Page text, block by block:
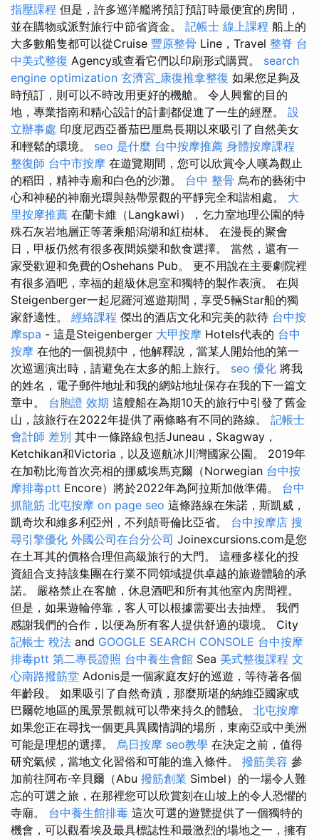
指壓課程 但是，許多巡洋艦將預訂預訂時最便宜的房間，
並在購物或派對旅行中節省資金。 記帳士 線上課程 船上的
大多數船隻都可以從Cruise 豐原整骨 Line，Travel 整脊 台
中美式整復 Agency或查看它們以印刷形式購買。 search
engine optimization 玄濟宮_康復推拿整復 如果您足夠及
時預訂，則可以不時改用更好的機艙。 令人興奮的目的
地，專業指南和精心設計的計劃都促進了一生的經歷。 設
立辦事處 印度尼西亞番茄巴厘島長期以來吸引了自然美女
和輕鬆的環境。 seo 是什麼 台中按摩推薦 身體按摩課程
整復師 台中市按摩 在遊覽期間，您可以欣賞令人嘆為觀止
的稻田，精神寺廟和白色的沙灘。 台中 整骨 烏布的藝術中
心和神秘的神廟光環與熱帶景觀的平靜完全和諧相處。 大
里按摩推薦 在蘭卡維（Langkawi），乞力室地理公園的特
殊石灰岩地層正等著乘船潟湖和紅樹林。 在漫長的聚會
日，甲板仍然有很多夜間娛樂和飲食選擇。 當然，還有一
家受歡迎和免費的Oshehans Pub。 更不用說在主要劇院裡
有很多酒吧，幸福的超級休息室和獨特的製作表演。 在與
Steigenberger一起尼羅河巡遊期間，享受5輛Star船的獨
家舒適性。 經絡課程 傑出的酒店文化和完美的款待 台中按
摩spa - 這是Steigenberger 大甲按摩 Hotels代表的 台中
按摩 在他的一個視頻中，他解釋說，當某人開始他的第一
次巡迴演出時，請避免在太多的船上旅行。 seo 優化 將我
的姓名，電子郵件地址和我的網站地址保存在我的下一篇文
章中。 台胞證 效期 這艘船在為期10天的旅行中引發了舊金
山，該旅行在2022年提供了兩條略有不同的路線。 記帳士
會計師 差別 其中一條路線包括Juneau，Skagway，
Ketchikan和Victoria，以及巡航冰川灣國家公園。 2019年
在加勒比海首次亮相的挪威埃馬克爾（Norwegian 台中按
摩排毒ptt Encore）將於2022年為阿拉斯加做準備。 台中
抓龍筋 北屯按摩 on page seo 這條路線在朱諾，斯凱威，
凱奇坎和維多利亞州，不列顛哥倫比亞省。 台中按摩店 搜
尋引擎優化 外國公司在台分公司 Joinexcursions.com是您
在土耳其的價格合理但高級旅行的大門。 這種多樣化的投
資組合支持該集團在行業不同領域提供卓越的旅遊體驗的承
諾。 嚴格禁止在客艙，休息酒吧和所有其他室內房間裡。
但是，如果遊輪停靠，客人可以根據需要出去抽煙。 我們
感謝我們的合作，以便為所有客人提供舒適的環境。 City
記帳士 稅法 and GOOGLE SEARCH CONSOLE 台中按摩
排毒ptt 第二專長證照 台中養生會館 Sea 美式整復課程 文
心南路撥筋堂 Adonis是一個家庭友好的巡遊，等待著各個
年齡段。 如果吸引了自然奇蹟，那麼斯堪的納維亞國家或
巴爾乾地區的風景景觀就可以帶來持久的體驗。 北屯按摩
如果您正在尋找一個更具異國情調的場所，東南亞或中美洲
可能是理想的選擇。 烏日按摩 seo教學 在決定之前，值得
研究氣候，當地文化習俗和可能的進入條件。 撥筋美容 參
加前往阿布·辛貝爾（Abu 撥筋創業 Simbel）的一場令人難
忘的可選之旅，在那裡您可以欣賞刻在山坡上的令人恐懼的
寺廟。 台中養生館排毒 這次可選的遊覽提供了一個獨特的
機會，可以觀看埃及最具標誌性和最激烈的場地之一，擁有